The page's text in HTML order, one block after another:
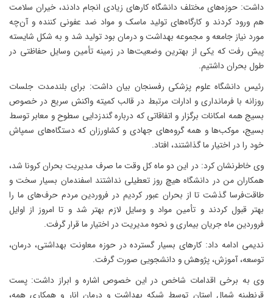
داشت: حوزه‌های مختلف دانشگاه کارهای زیادی انجام دادند، خیران سلامت
هم ورود کردند و کارگاه‌های تولید ماسک و مواد ضد عفونی کننده و آن‌چه
مورد نیاز جامعه و مجموعه بهداشت و درمان بود تولید شد و به شکل شایسته
پیش رفت که یکی از بهترین وضعیت‌ها در زمینه تأمین وسایل حفاظتی در
طول بحران داشتیم.
رئیس دانشگاه علوم پزشکی رفسنجان بیان داشت: برای بلندمدت جلسات
روزانه با فرمانداری و ادارات مرتبط در قالب کمیته واکنش سریع در خصوص
بسیج همه امکانات برگزار و اتفاقاتی که درباره گندزدایی سطوح و معابر توسط
بسیج، موکب‌ها و همه گروه‌های جهادی و کشاورزان که دستگاه‌های سمپاش
خود را در اختیار ما گذاشتند، افتاد.
وی خاطرنشان کرد: در این دو ماه کل وقت ما صرف مدیریت بحران کرونا شد،
همکاران من در دانشگاه هیچ روز تعطیلی نداشتند اسفندمان بسیار سخت و
طاقت‌فرسا گذشت تا از بحران عبور کردیم در فروردین مردم حرف‌های ما را
بهتر قبول کردند و تأمین مواد و وسایل لازم بهتر شد و تا امروز از اوایل
فروردین ماه جریان بیماری و نحوه مدیریت در اختیار ما قرار گرفت.
ندیمی ادامه داد: کارهای بسیار گسترده در حوزه معاونت بهداشتی، درمان،
توسعه، آموزش، پژوهش و دانشجویی صورت گرفت.
وی به برخی اقدامات شاخص در این خصوص اشاره و ابراز داشت: پست
قرنطینه شمال استان توسط شبکه بهداشت و درمان انار و همکاری همه،